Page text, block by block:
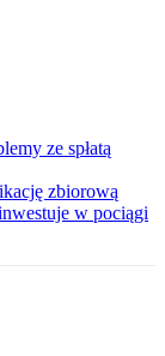
ze spłatą
zbiorową
w pociągi